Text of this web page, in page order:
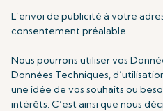
L’envoi de publicité à votre
consentement préalable.
Nous pourrons utiliser vos
Données Techniques,
une idée de vos souhaits ou
intérêts. C’est ainsi que nous